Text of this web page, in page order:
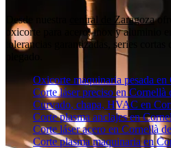
Desde nuestra central de Zaragoza
oxicorte para acero, inox y aluminio
tolerancias garantizadas, series cortas
plegado.
Oxicorte maquinaria pesada
Corte láser preciso en Cornellà
Curvado, chapa, HVAC en
Corte plasma anclajes en
Corte láser acero en Cornellà
Corte plasma maquinaria en